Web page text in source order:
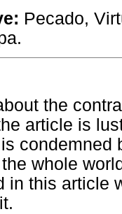
Pecado,
the
article is
condemned
whole
in this article